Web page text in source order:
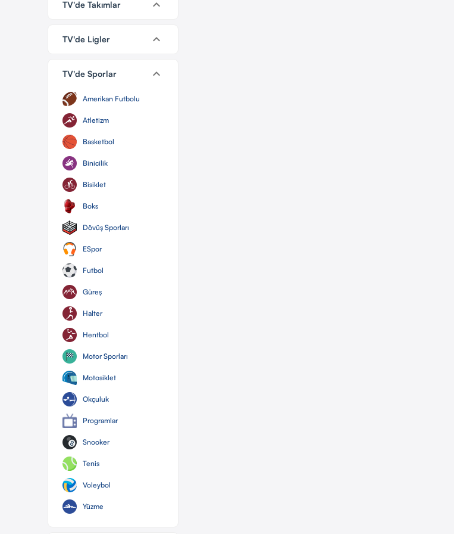
TV'de Takımlar keyboard_arrow_down
TV'de Ligler keyboard_arrow_down
TV'de Sporlar keyboard_arrow_down
Amerikan Futbolu
Atletizm
Basketbol
Binicilik
Bisiklet
Boks
Dövüş Sporları
ESpor
Futbol
Güreş
Halter
Hentbol
Motor Sporları
Motosiklet
Okçuluk
Programlar
Snooker
Tenis
Voleybol
Yüzme